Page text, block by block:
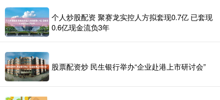
个人炒股配资 聚赛龙实控人方拟套现0.7亿 已套现
0.6亿现金流负3年
股票配资炒 民生银行举办“企业赴港上市研讨会”